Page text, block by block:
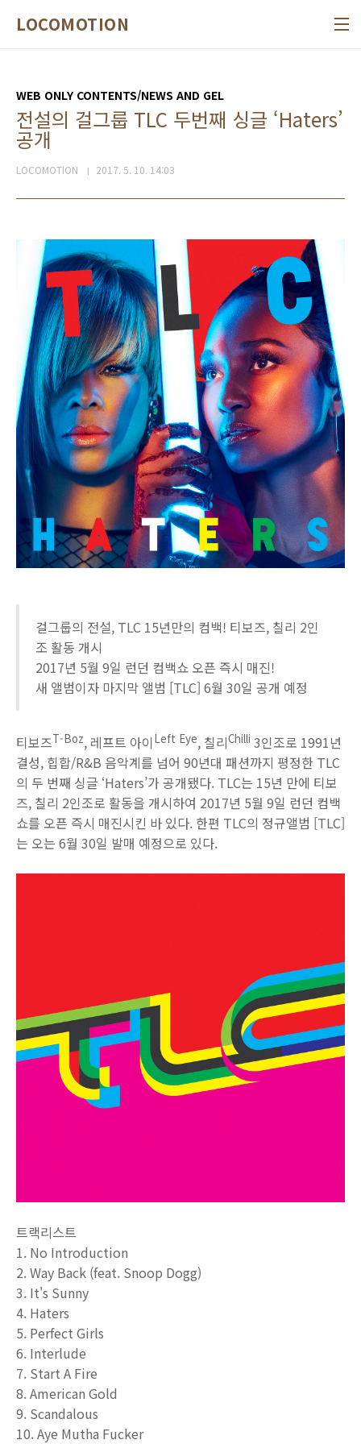
LOCOMOTION
WEB ONLY CONTENTS/NEWS AND GEL
전설의 걸그룹 TLC 두번째 싱글 ‘Haters’
공개
LOCOMOTION 2017. 5. 10. 14:03
걸그룹의 전설, TLC 15년만의 컴백! 티보즈, 칠리 2인
조 활동 개시
2017년 5월 9일 런던 컴백쇼 오픈 즉시 매진!
새 앨범이자 마지막 앨범 [TLC] 6월 30일 공개 예정
티보즈T-Boz, 레프트 아이Left Eye, 칠리Chilli 3인조로 1991년
결성, 힙합/R&B 음악계를 넘어 90년대 패션까지 평정한 TLC
의 두 번째 싱글 ‘Haters’가 공개됐다. TLC는 15년 만에 티보
즈, 칠리 2인조로 활동을 개시하여 2017년 5월 9일 런던 컴백
쇼를 오픈 즉시 매진시킨 바 있다. 한편 TLC의 정규앨범 [TLC]
는 오는 6월 30일 발매 예정으로 있다.
트랙리스트
1. No Introduction
2. Way Back (feat. Snoop Dogg)
3. It's Sunny
4. Haters
5. Perfect Girls
6. Interlude
7. Start A Fire
8. American Gold
9. Scandalous
10. Aye Mutha Fucker